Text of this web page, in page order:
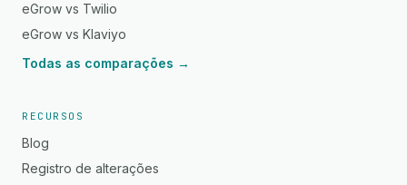
eGrow vs Twilio
eGrow vs Klaviyo
Todas as comparações →
RECURSOS
Blog
Registro de alterações